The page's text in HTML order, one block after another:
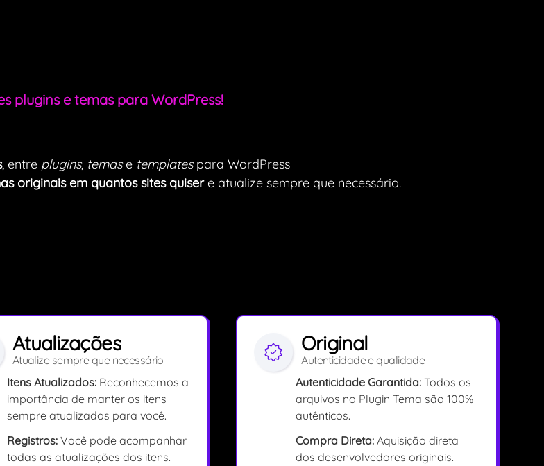
plugins e temas para WordPress!
, entre plugins, temase templatespara WordPress
originais em quantos sites quisere atualize sempre que necessário.​
Atualizações
Atualize sempre que necessário
Itens Atualizados:Reconhecemos a
importância de manter os itens
sempre atualizados para você.
Registros:Você pode acompanhar
todas as atualizações dos itens.
Original
Autenticidade e qualidade
Autenticidade Garantida: Todos os
arquivos no Plugin Tema são 100%
autênticos.
Compra Direta: Aquisição direta
dos desenvolvedores originais.